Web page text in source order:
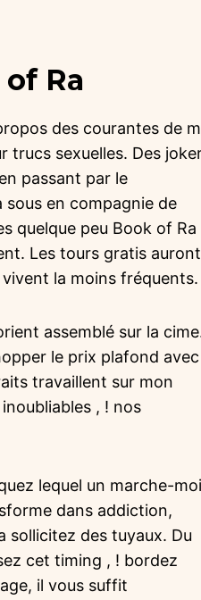
Ra
des courantes de
trucs sexuelles. Des
passant par le
en compagnie de
quelque peu Book of Ra
Les tours gratis auront
la moins fréquents.
assemblé sur la
le prix plafond avec
travaillent sur mon
, ! nos
lequel un marche-
dans addiction,
sollicitez des tuyaux. Du
cet timing , ! bordez
il vous suffit